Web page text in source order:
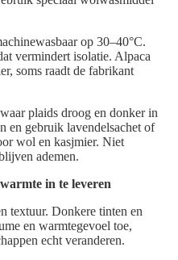
op 30–40°C.
vermindert isolatie. Alpaca
soms raadt de fabrikant
plaids droog en donker in
en gebruik lavendelsachet of
wol en kasjmier. Niet
ademen.
in te leveren
textuur. Donkere tinten en
en warmtegevoel toe,
echt veranderen.